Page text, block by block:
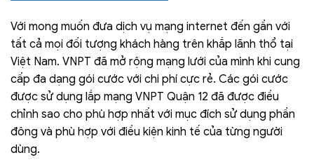
Với mong muốn đưa dịch vụ mạng internet đến gần với
tất cả mọi đối tượng khách hàng trên khắp lãnh thổ tại
Việt Nam. VNPT đã mở rộng mạng lưới của mình khi cung
cấp đa dạng gói cước với chi phí cực rẻ. Các gói cước
được sử dụng lắp mạng VNPT Quận 12 đã được điều
chỉnh sao cho phù hợp nhất với mục đích sử dụng phần
đông và phù hợp với điều kiện kinh tế của từng người
dùng.